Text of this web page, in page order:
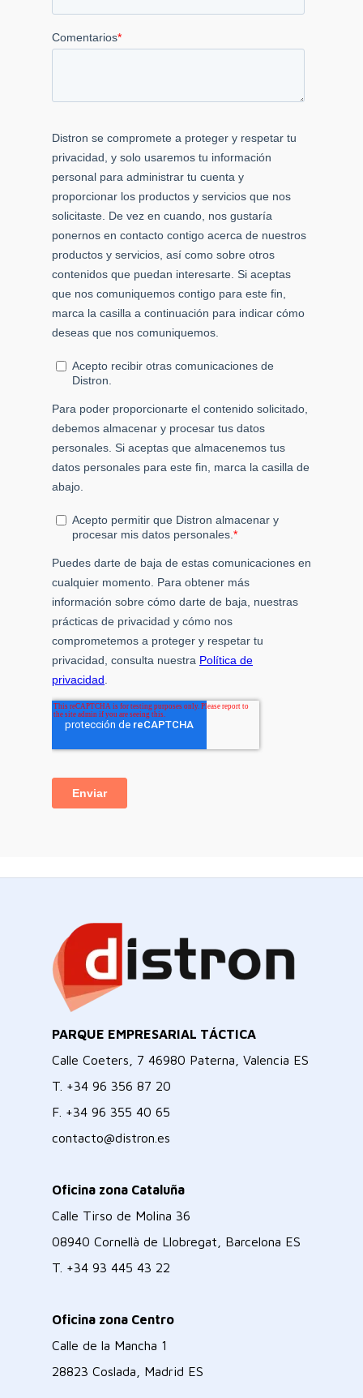
PARQUE EMPRESARIAL TÁCTICA
Calle Coeters, 7 46980 Paterna, Valencia ES
T. +34 96 356 87 20
F. +34 96 355 40 65
contacto@distron.es
Oficina zona Cataluña
Calle Tirso de Molina 36
08940 Cornellà de Llobregat, Barcelona ES
T. +34 93 445 43 22
Oficina zona Centro
Calle de la Mancha 1
28823 Coslada, Madrid ES